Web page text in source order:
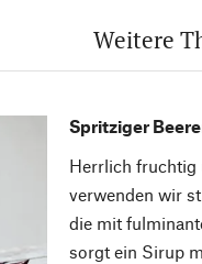
Weitere
Spritziger
Herrlich fruchtig
verwenden wir
die mit
sorgt ein Sirup